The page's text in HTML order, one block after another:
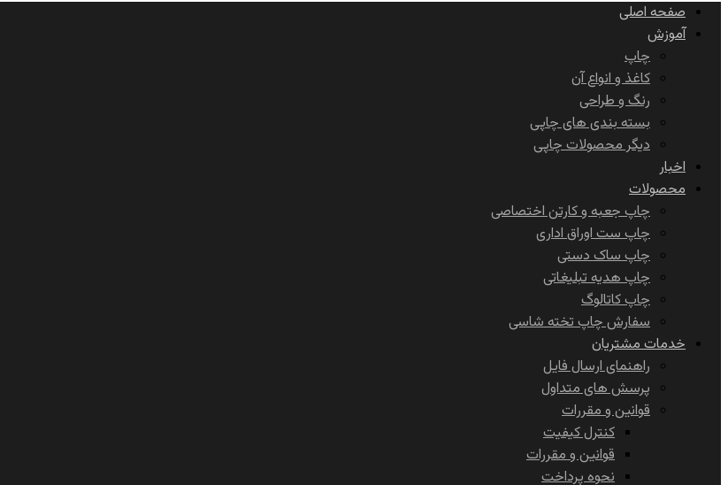
صفحه اصلی
آموزش
چاپ
کاغذ و انواع آن
رنگ و طراحی
بسته بندی های چاپی
دیگر محصولات چاپی
اخبار
محصولات
چاپ جعبه و کارتن اختصاصی
چاپ ست اوراق اداری
چاپ ساک دستی
چاپ هدیه تبلیغاتی
چاپ کاتالوگ
سفارش چاپ تخته شاسی
خدمات مشتریان
راهنمای ارسال فایل
پرسش های متداول
قوانین و مقررات
کنترل کیفیت
قوانین و مقررات
نحوه پرداخت